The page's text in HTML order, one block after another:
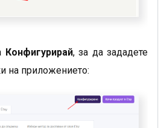
Конфигурирай, за да зададете
на приложението: